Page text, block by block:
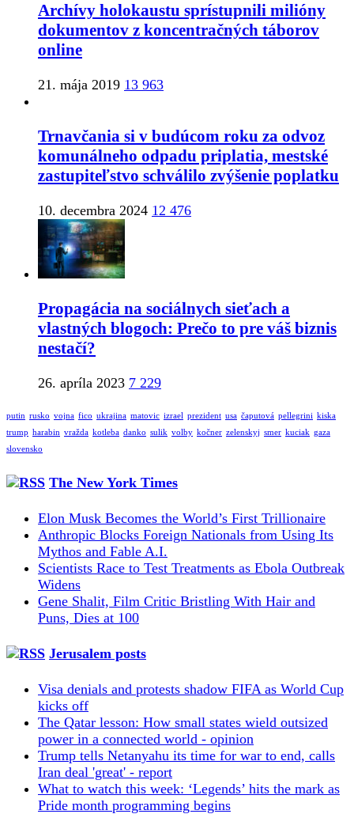
Archívy holokaustu sprístupnili milióny
dokumentov z koncentračných táborov
online
21. mája 2019 13 963
Trnavčania si v budúcom roku za odvoz
komunálneho odpadu priplatia, mestské
zastupiteľstvo schválilo zvýšenie poplatku
10. decembra 2024 12 476
Propagácia na sociálnych sieťach a
vlastných blogoch: Prečo to pre váš biznis
nestačí?
26. apríla 2023 7 229
putin rusko vojna fico ukrajina matovic izrael prezident usa čaputová pellegrini kiska
trump harabin vražda kotleba danko sulik volby kočner zelenskyj smer kuciak gaza
slovensko
The New York Times
Elon Musk Becomes the World’s First Trillionaire
Anthropic Blocks Foreign Nationals from Using Its
Mythos and Fable A.I.
Scientists Race to Test Treatments as Ebola Outbreak
Widens
Gene Shalit, Film Critic Bristling With Hair and
Puns, Dies at 100
Jerusalem posts
Visa denials and protests shadow FIFA as World Cup
kicks off
The Qatar lesson: How small states wield outsized
power in a connected world - opinion
Trump tells Netanyahu its time for war to end, calls
Iran deal 'great' - report
What to watch this week: ‘Legends’ hits the mark as
Pride month programming begins